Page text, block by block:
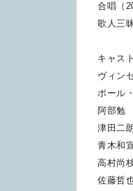
合唱（
歌人三
キャスト
ヴィン
ポール
阿部勉
津田二
青木和
高村尚
佐藤哲